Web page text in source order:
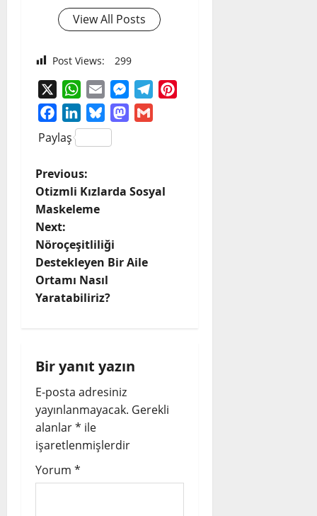
View All Posts
Post Views: 299
WhatsApp
Email Messenger
Telegram
FacebookLinkedInBlueskyMastodon
Paylaş
P
o
s
t
n
v
i
g
a
t
Previous:
Otizmli Kızlarda Sosyal
Maskeleme
Next:
Nöroçeşitliliği
Destekleyen Bir Aile
Ortamı Nasıl
Yaratabiliriz?
Bir yanıt yazın
E-posta adresiniz
yayınlanmayacak. Gerekli
alanlar* ile
işaretlenmişlerdir
Yorum *